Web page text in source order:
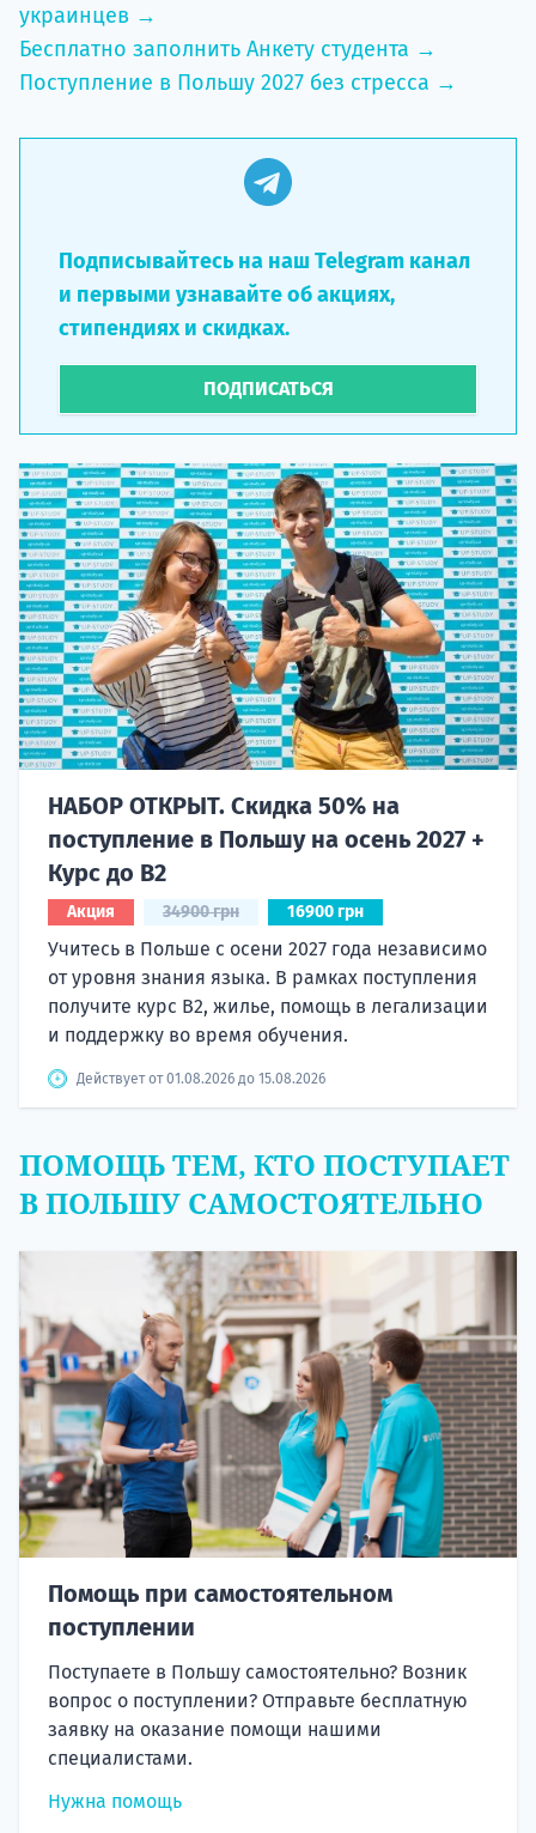
украинцев →
Бесплатно заполнить Анкету студента →
Поступление в Польшу 2027 без стресса →
Подписывайтесь на наш Telegram канал
и первыми узнавайте об акциях,
стипендиях и скидках.
ПОДПИСАТЬСЯ
НАБОР ОТКРЫТ. Скидка 50% на
поступление в Польшу на осень 2027 +
Курс до B2
Акция 34900 грн 16900 грн
Учитесь в Польше с осени 2027 года независимо
от уровня знания языка. В рамках поступления
получите курс B2, жилье, помощь в легализации
и поддержку во время обучения.
Действует от 01.08.2026 до 15.08.2026
ПОМОЩЬ ТЕМ, КТО ПОСТУПАЕТ
В ПОЛЬШУ САМОСТОЯТЕЛЬНО
Помощь при самостоятельном
поступлении
Поступаете в Польшу самостоятельно? Возник
вопрос о поступлении? Отправьте бесплатную
заявку на оказание помощи нашими
специалистами.
Нужна помощь